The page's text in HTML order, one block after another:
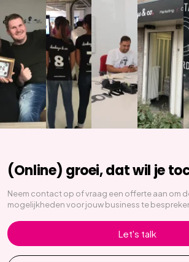
(Online) groei, dat wil je
Neem contact op of vraag een offerte aan om
mogelijkheden voor jouw business te
Let's talk